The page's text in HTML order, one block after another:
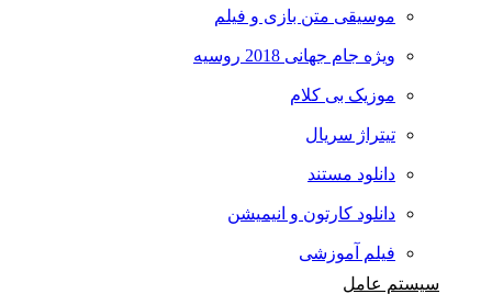
موسیقی متن بازی و فیلم
ویژه جام جهانی 2018 روسیه
موزیک بی کلام
تیتراژ سریال
دانلود مستند
دانلود کارتون و انیمیشن
فیلم آموزشی
سیستم عامل